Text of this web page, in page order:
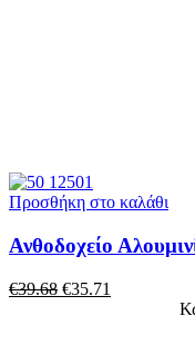
Προσθήκη στο καλάθι
Ανθοδοχείο
€39.68 €35.71